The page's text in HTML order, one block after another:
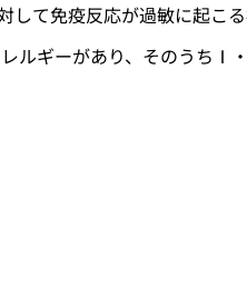
て免疫反応が過敏に起こる
ギーがあり、そのうちⅠ